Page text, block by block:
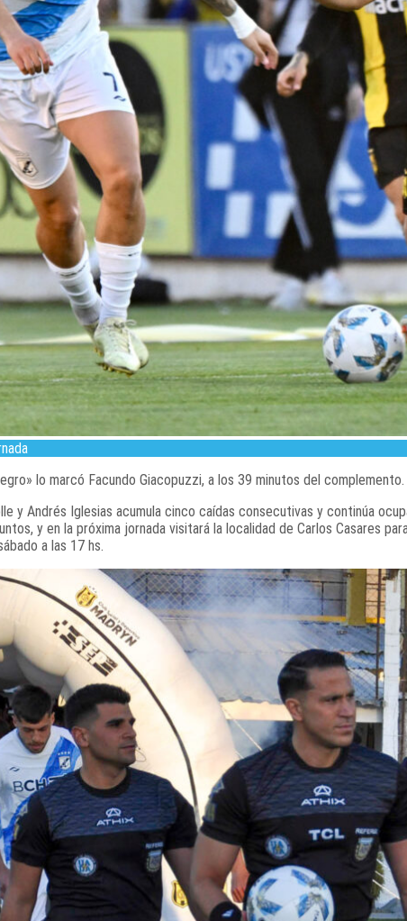
lo marcó Facundo Giacopuzzi, a los 39 minutos del complemento.
y Andrés Iglesias acumula cinco caídas consecutivas y continúa
y en la próxima jornada visitará la localidad de Carlos Casares
a las 17 hs.